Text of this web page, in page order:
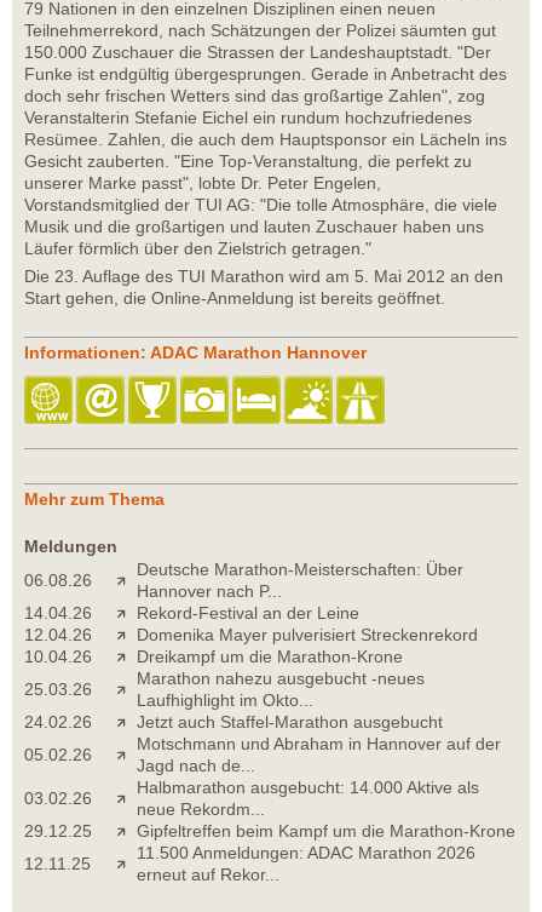
79 Nationen in den einzelnen Disziplinen einen neuen
Teilnehmerrekord, nach Schätzungen der Polizei säumten gut
150.000 Zuschauer die Strassen der Landeshauptstadt. "Der
Funke ist endgültig übergesprungen. Gerade in Anbetracht des
doch sehr frischen Wetters sind das großartige Zahlen", zog
Veranstalterin Stefanie Eichel ein rundum hochzufriedenes
Resümee. Zahlen, die auch dem Hauptsponsor ein Lächeln ins
Gesicht zauberten. "Eine Top-Veranstaltung, die perfekt zu
unserer Marke passt", lobte Dr. Peter Engelen,
Vorstandsmitglied der TUI AG: "Die tolle Atmosphäre, die viele
Musik und die großartigen und lauten Zuschauer haben uns
Läufer förmlich über den Zielstrich getragen."
Die 23. Auflage des TUI Marathon wird am 5. Mai 2012 an den
Start gehen, die Online-Anmeldung ist bereits geöffnet.
Informationen: ADAC Marathon Hannover
Mehr zum Thema
Meldungen
06.08.26
Deutsche Marathon-Meisterschaften: Über
Hannover nach P...
14.04.26
Rekord-Festival an der Leine
12.04.26
Domenika Mayer pulverisiert Streckenrekord
10.04.26
Dreikampf um die Marathon-Krone
25.03.26
Marathon nahezu ausgebucht -neues
Laufhighlight im Okto...
24.02.26
Jetzt auch Staffel-Marathon ausgebucht
05.02.26
Motschmann und Abraham in Hannover auf der
Jagd nach de...
03.02.26
Halbmarathon ausgebucht: 14.000 Aktive als
neue Rekordm...
29.12.25
Gipfeltreffen beim Kampf um die Marathon-Krone
12.11.25
11.500 Anmeldungen: ADAC Marathon 2026
erneut auf Rekor...